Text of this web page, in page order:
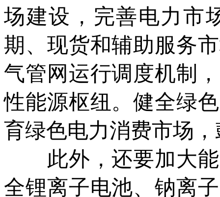
场建设，完善电力市
期、现货和辅助服务
气管网运行调度机制
性能源枢纽。健全绿
育绿色电力消费市场
此外，还要加大能
全锂离子电池、钠离